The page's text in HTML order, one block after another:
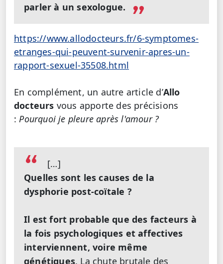
parler à un sexologue.
https://www.allodocteurs.fr/6-symptomes-
etranges-qui-peuvent-survenir-apres-un-
rapport-sexuel-35508.html
En complément, un autre article d’Allo
docteurs vous apporte des précisions
: Pourquoi je pleure après l'amour ?
[…]
Quelles sont les causes de la
dysphorie post-coïtale ?
Il est fort probable que des facteurs à
la fois psychologiques et affectives
interviennent, voire même
génétiques. La chute brutale des